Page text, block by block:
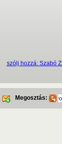
szólj hozzá: Szabó
Megosztás: